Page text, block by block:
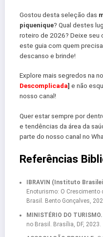
Gostou desta seleção das
piquenique? Qual destes
roteiro de 2026? Deixe seu
este guia com quem
descanso e brinde!
Explore mais segredos na
Descomplicada] e não
nosso canal!
Quer estar sempre por
e tendências da área da
parte do nosso canal no
Referências
IBRAVIN (Instituto
Enoturismo: O Crescimento
Brasil. Bento Gonçalves,
MINISTÉRIO DO TURISMO.
no Brasil. Brasília, DF, 2023.